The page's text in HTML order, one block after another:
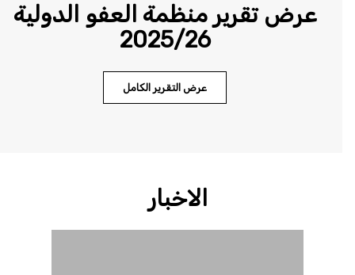
عرض تقرير منظمة العفو الدولية
2025/26
عرض التقرير الكامل
الاخبار